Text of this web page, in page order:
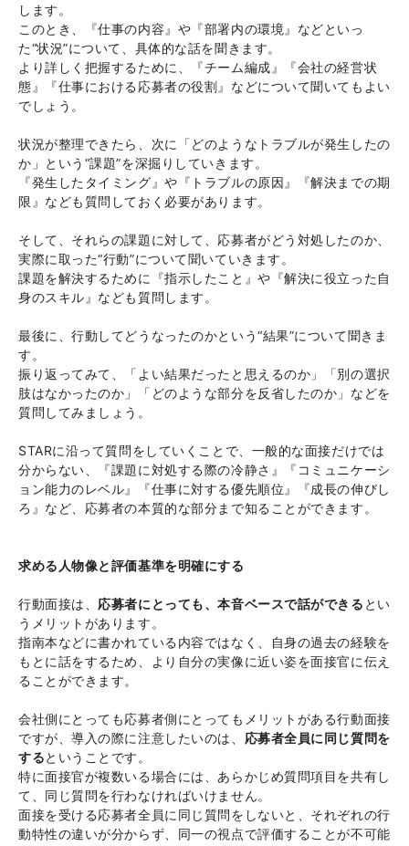
します。
このとき、『仕事の内容』や『部署内の環境』などといっ
た“状況”について、具体的な話を聞きます。
より詳しく把握するために、『チーム編成』『会社の経営状
態』『仕事における応募者の役割』などについて聞いてもよい
でしょう。
状況が整理できたら、次に「どのようなトラブルが発生したの
か」という“課題”を深掘りしていきます。
『発生したタイミング』や『トラブルの原因』『解決までの期
限』なども質問しておく必要があります。
そして、それらの課題に対して、応募者がどう対処したのか、
実際に取った“行動”について聞いていきます。
課題を解決するために『指示したこと』や『解決に役立った自
身のスキル』なども質問します。
最後に、行動してどうなったのかという“結果”について聞きま
す。
振り返ってみて、「よい結果だったと思えるのか」「別の選択
肢はなかったのか」「どのような部分を反省したのか」などを
質問してみましょう。
STARに沿って質問をしていくことで、一般的な面接だけでは
分からない、『課題に対処する際の冷静さ』『コミュニケーシ
ョン能力のレベル』『仕事に対する優先順位』『成長の伸びし
ろ』など、応募者の本質的な部分まで知ることができます。
求める人物像と評価基準を明確にする
行動面接は、 応募者にとっても、本音ベースで話ができる とい
うメリットがあります。
指南本などに書かれている内容ではなく、自身の過去の経験を
もとに話をするため、より自分の実像に近い姿を面接官に伝え
ることができます。
会社側にとっても応募者側にとってもメリットがある行動面接
ですが、導入の際に注意したいのは、 応募者全員に同じ質問を
するということです。
特に面接官が複数いる場合には、あらかじめ質問項目を共有し
て、同じ質問を行わなければいけません。
面接を受ける応募者全員に同じ質問をしないと、それぞれの行
動特性の違いが分からず、同一の視点で評価することが不可能